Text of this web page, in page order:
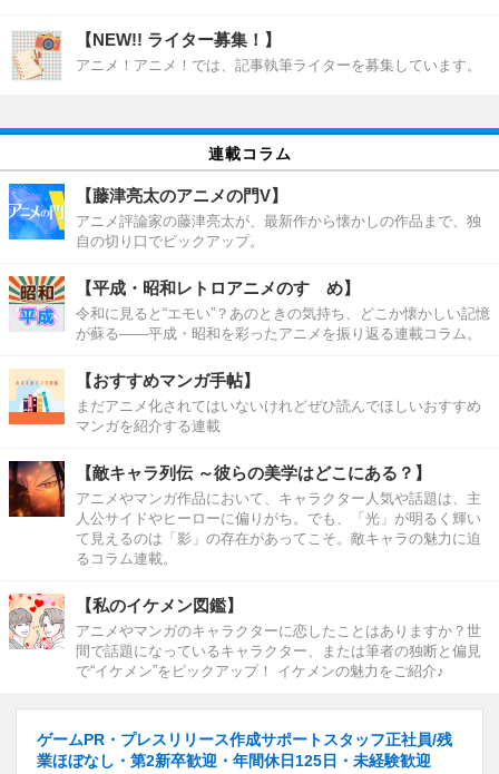
【NEW!! ライター募集！】
アニメ！アニメ！では、記事執筆ライターを募集しています。
連載コラム
【藤津亮太のアニメの門V】
アニメ評論家の藤津亮太が、最新作から懐かしの作品まで、独
自の切り口でピックアップ。
【平成・昭和レトロアニメのすゝめ】
令和に見ると“エモい”？あのときの気持ち、どこか懐かしい記憶
が蘇る――平成・昭和を彩ったアニメを振り返る連載コラム。
【おすすめマンガ手帖】
まだアニメ化されてはいないけれどぜひ読んでほしいおすすめ
マンガを紹介する連載
【敵キャラ列伝 ～彼らの美学はどこにある？】
アニメやマンガ作品において、キャラクター人気や話題は、主
人公サイドやヒーローに偏りがち。でも、「光」が明るく輝い
て見えるのは「影」の存在があってこそ。敵キャラの魅力に迫
るコラム連載。
【私のイケメン図鑑】
アニメやマンガのキャラクターに恋したことはありますか？世
間で話題になっているキャラクター、または筆者の独断と偏見
で“イケメン”をピックアップ！ イケメンの魅力をご紹介♪
ゲームPR・プレスリリース作成サポートスタッフ正社員/残
業ほぼなし・第2新卒歓迎・年間休日125日・未経験歓迎